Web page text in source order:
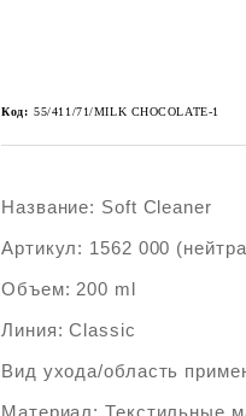
Код: 55/411/71/MILK CHOCOLATE-1
Название: Soft Cleaner
Артикул: 1562 000
Объем: 200 ml
Линия: Classic
Вид ухода/область
Материал: Текстильные